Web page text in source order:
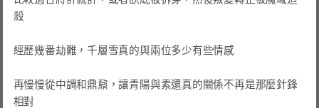
殺
經歷幾番劫難，千層雪真的與兩位多少有些情感
再慢慢從中調和鼎鼐，讓青陽與素還真的關係不再是那麼針鋒
相對